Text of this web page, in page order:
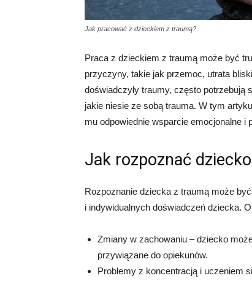
Jak pracować z dzieckiem z traumą?
Praca z dzieckiem z traumą może być
przyczyny, takie jak przemoc, utrata
doświadczyły traumy, często potrzebują
jakie niesie ze sobą trauma. W tym
mu odpowiednie wsparcie emocjonalne i
Jak rozpoznać
Rozpoznanie dziecka z traumą może
i indywidualnych doświadczeń dziecka.
Zmiany w zachowaniu – dziecko
przywiązane do opiekunów.
Problemy z koncentracją i uczeniem